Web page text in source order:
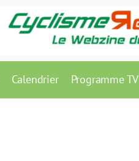
Calendrier Programme TV